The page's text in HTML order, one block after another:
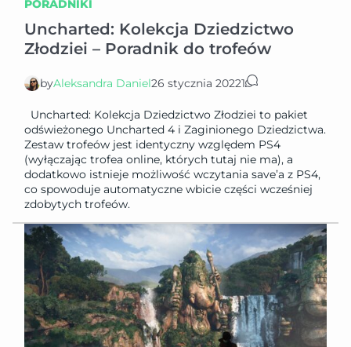
PORADNIKI
Uncharted: Kolekcja Dziedzictwo
Złodziei – Poradnik do trofeów
byAleksandra Daniel26 stycznia 20221
Uncharted: Kolekcja Dziedzictwo Złodziei to pakiet
odświeżonego Uncharted 4 i Zaginionego Dziedzictwa.
Zestaw trofeów jest identyczny względem PS4
(wyłączając trofea online, których tutaj nie ma), a
dodatkowo istnieje możliwość wczytania save’a z PS4,
co spowoduje automatyczne wbicie części wcześniej
zdobytych trofeów.